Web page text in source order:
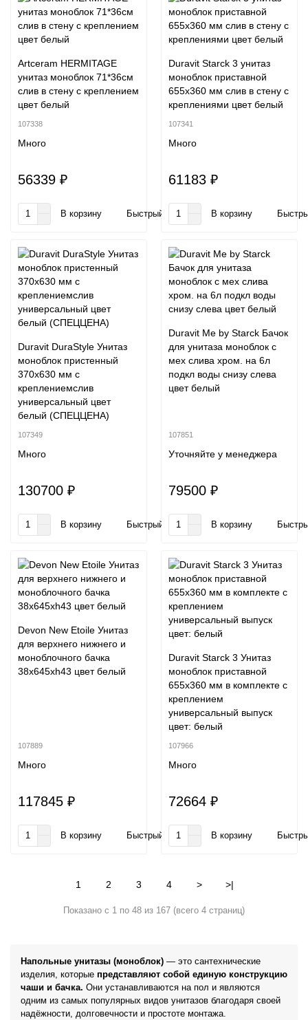
Artceram HERMITAGE
унитаз моноблок 71*36см
слив в стену с креплением
цвет белый
107338
Много
56339 ₽
В корзину Быстрый заказ
Duravit Starck 3 унитаз
моноблок приставной
655х360 мм слив в стену с
креплениями цвет белый
107341
Много
61183 ₽
В корзину
Duravit DuraStyle Унитаз
моноблок пристенный
370х630 мм с
креплениемслив
универсальный цвет
белый (СПЕЦЦЕНА)
107349
Много
130700 ₽
В корзину Быстрый заказ
Duravit Me by Starck Бачок
для унитаза моноблок с
мех слива хром. на 6л
подкл воды снизу слева
цвет белый
107851
Уточняйте у менеджера
79500 ₽
В корзину
Devon New Etoile Унитаз
для верхнего нижнего и
моноблочного бачка
38x645xh43 цвет белый
107889
Много
117845 ₽
В корзину Быстрый заказ
Duravit Starck 3 Унитаз
моноблок приставной
655х360 мм в комплекте с
креплением
универсальный выпуск
цвет: белый
107966
Много
72664 ₽
В корзину
1 2 3 4 > >|
Показано с 1 по 48 из 167 (всего 4 страниц)
Напольные унитазы (моноблок) — это сантехнические
изделия, которые представляют собой единую конструкцию
чаши и бачка. Они устанавливаются на пол и являются
одним из самых популярных видов унитазов благодаря своей
надёжности, долговечности и простоте монтажа.